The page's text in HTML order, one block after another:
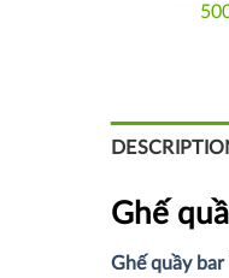
Ghế
Ghế quầy bar